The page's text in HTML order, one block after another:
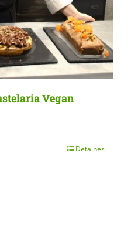
Vegan
Detalhes